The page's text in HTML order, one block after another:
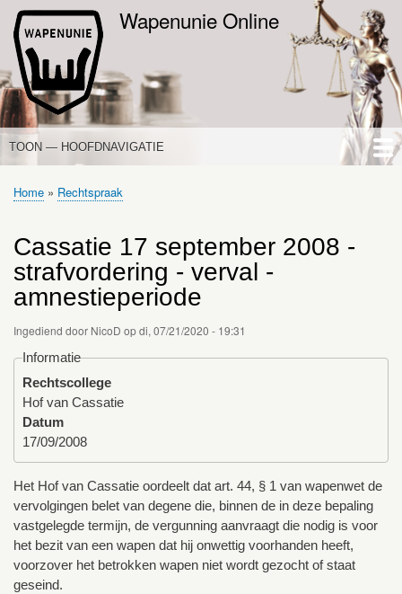
Overslaan
en
Wapenunie Online
HOOFDNAVIGATIE
TOON — HOOFDNAVIGATIE
HOME
NIEUWS
DE WAPENWET
STANDPUNTEN
PORTALEN
OVER WAPENUNIE
Kruimelpad
Home Rechtspraak
Cassatie 17 september 2008 -
strafvordering - verval -
amnestieperiode
Ingediend door NicoD opdi, 07/21/2020 - 19:31
Informatie
Rechtscollege
Hof van Cassatie
Datum
17/09/2008
Het Hof van Cassatie oordeelt dat art. 44, § 1 van wapenwet de
vervolgingen belet van degene die, binnen de in deze bepaling
vastgelegde termijn, de vergunning aanvraagt die nodig is voor
het bezit van een wapen dat hij onwettig voorhanden heeft,
voorzover het betrokken wapen niet wordt gezocht of staat
geseind.